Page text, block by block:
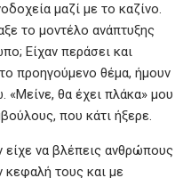
μαζί με το καζίνο.
το μοντέλο ανάπτυξης
Είχαν περάσει και
προηγούμενο θέμα, ήμουν
«Μείνε, θα έχει πλάκα» μου
που κάτι ήξερε.
να βλέπεις ανθρώπους
κεφαλή τους και με